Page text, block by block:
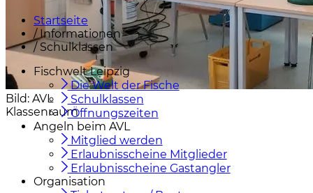
Bild: AVL
Klassenraum
Startseite
/ Informationen
/ Schulklassen
Fischwelt Leipzig
Die Welt der Fische
Schulklassen
Öffnungszeiten
Angeln beim AVL
Mitglied werden
Erlaubnisscheine Mitglieder
Erlaubnisscheine Gastangler
Organisation